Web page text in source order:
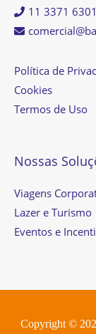
11 3371 6301
Política de
Cookies
Termos de Uso
Nossas
Viagens
Lazer e Turismo
Eventos e
Copyright ©